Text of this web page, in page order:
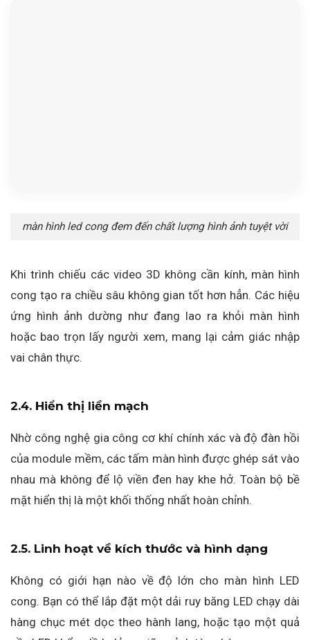
màn hình led cong đem đến chất lượng hình ảnh tuyệt vời
Khi trình chiếu các video 3D không cần kính, màn hình
cong tạo ra chiều sâu không gian tốt hơn hẳn. Các hiệu
ứng hình ảnh dường như đang lao ra khỏi màn hình
hoặc bao trọn lấy người xem, mang lại cảm giác nhập
vai chân thực.
2.4. Hiển thị liền mạch
Nhờ công nghệ gia công cơ khí chính xác và độ đàn hồi
của module mềm, các tấm màn hình được ghép sát vào
nhau mà không để lộ viền đen hay khe hở. Toàn bộ bề
mặt hiển thị là một khối thống nhất hoàn chỉnh.
2.5. Linh hoạt về kích thước và hình dạng
Không có giới hạn nào về độ lớn cho màn hình LED
cong. Bạn có thể lắp đặt một dải ruy băng LED chạy dài
hàng chục mét dọc theo hành lang, hoặc tạo một quả